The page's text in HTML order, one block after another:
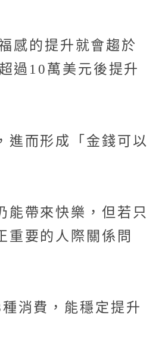
感的提升就會趨於
過10萬美元後提升
進而形成「金錢可以
能帶來快樂，但若只
重要的人際關係問
消費，能穩定提升